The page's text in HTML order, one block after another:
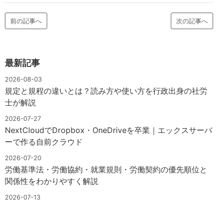
前の記事へ 次の記事へ
最新記事
2026-08-03
規定と規程の違いとは？読み方や使い方を行政出身の社労
士が解説
2026-07-27
NextCloudでDropbox・OneDriveを卒業｜エックスサーバ
ーで作る自前クラウド
2026-07-20
労働基準法・労働協約・就業規則・労働契約の優先順位と
関係性をわかりやすく解説
2026-07-13